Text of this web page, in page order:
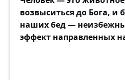
возвыситься до Бога, и
наших бед —
эффект направленных